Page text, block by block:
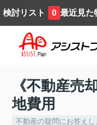
検討リスト 0 最近見た
《不動産
地費用
不動産の疑問にお答えし